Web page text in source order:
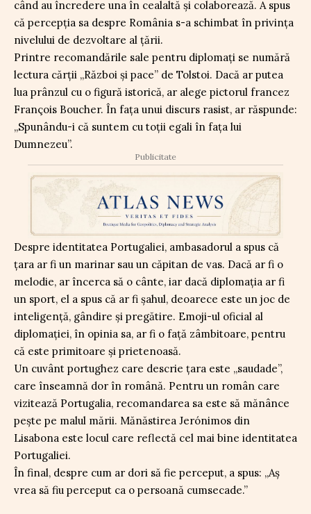
când au încredere una în cealaltă și colaborează. A spus
că percepția sa despre România s-a schimbat în privința
nivelului de dezvoltare al țării.
Printre recomandările sale pentru diplomați se numără
lectura cărții „Război și pace” de Tolstoi. Dacă ar putea
lua prânzul cu o figură istorică, ar alege pictorul francez
François Boucher. În fața unui discurs rasist, ar răspunde:
„Spunându-i că suntem cu toții egali în fața lui
Dumnezeu”.
Publicitate
Despre identitatea Portugaliei, ambasadorul a spus că
țara ar fi un marinar sau un căpitan de vas. Dacă ar fi o
melodie, ar încerca să o cânte, iar dacă diplomația ar fi
un sport, el a spus că ar fi șahul, deoarece este un joc de
inteligență, gândire și pregătire. Emoji-ul oficial al
diplomației, în opinia sa, ar fi o față zâmbitoare, pentru
că este primitoare și prietenoasă.
Un cuvânt portughez care descrie țara este „saudade”,
care înseamnă dor în română. Pentru un român care
vizitează Portugalia, recomandarea sa este să mănânce
pește pe malul mării. Mănăstirea Jerónimos din
Lisabona este locul care reflectă cel mai bine identitatea
Portugaliei.
În final, despre cum ar dori să fie perceput, a spus: „Aș
vrea să fiu perceput ca o persoană cumsecade.”